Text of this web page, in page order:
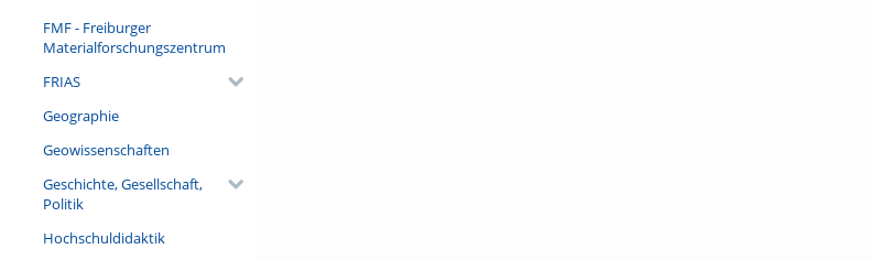
FMF - Freiburger
Materialforschungszentrum
FRIAS
Geographie
Geowissenschaften
Geschichte, Gesellschaft,
Politik
Hochschuldidaktik